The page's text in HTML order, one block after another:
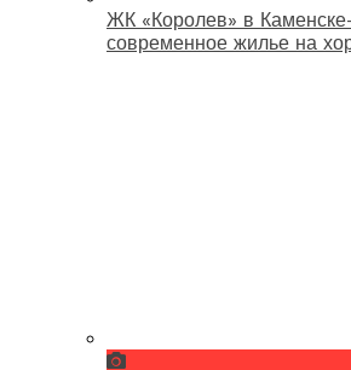
ЖК «Королев» в
современное жилье на